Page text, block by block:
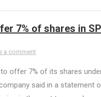
7% of shares in
a comment
offer 7% of its shares
said in a statement